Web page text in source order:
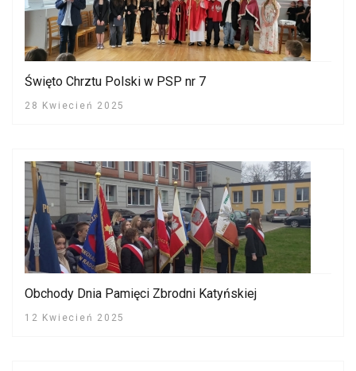
Święto Chrztu Polski w PSP nr 7
28 Kwiecień 2025
Obchody Dnia Pamięci Zbrodni Katyńskiej
12 Kwiecień 2025